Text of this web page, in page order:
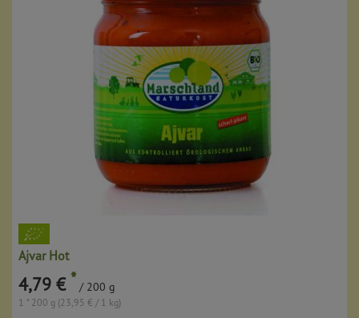
Ajvar Hot
4,79 € * / 200 g
1 * 200 g (23,95 € / 1 kg)